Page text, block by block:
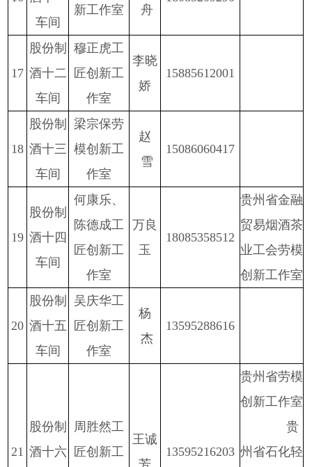
车间
新工作室
舟
17
股份制
酒十二
车间
穆正虎工
匠创新工
作室
李晓
娇
15885612001
18
股份制
酒十三
车间
梁宗保劳
模创新工
作室
赵
雪
15086060417
19
股份制
酒十四
车间
何康乐、
陈德成工
匠创新工
作室
万良
玉
18085358512
贵州省金融
贸易烟酒茶
业工会劳模
创新工作室
20
股份制
酒十五
车间
吴庆华工
匠创新工
作室
杨
杰
13595288616
21
股份制
酒十六
周胜然工
匠创新工
王诚
13595216203
贵州省劳模
创新工作室
贵
州省石化轻